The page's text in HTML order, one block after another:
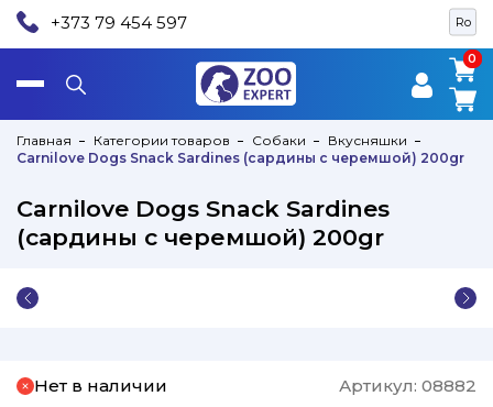
Ro
+373 79 454 597
0
0
Главная Категории товаров Собаки
Вкусняшки
Carnilove Dogs Snack Sardines (cардины с черемшой) 200gr
Carnilove Dogs Snack Sardines
(cардины с черемшой) 200gr
Нет в наличии Артикул: 08882